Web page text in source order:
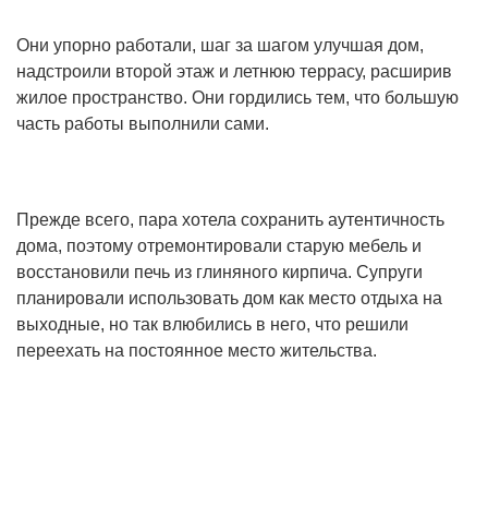
Они упорно работали, шаг за шагом улучшая дом,
надстроили второй этаж и летнюю террасу, расширив
жилое пространство. Они гордились тем, что большую
часть работы выполнили сами.
Прежде всего, пара хотела сохранить аутентичность
дома, поэтому отремонтировали старую мебель и
восстановили печь из глиняного кирпича. Супруги
планировали использовать дом как место отдыха на
выходные, но так влюбились в него, что решили
переехать на постоянное место жительства.